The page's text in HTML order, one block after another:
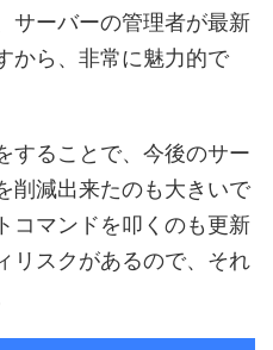
サーバーの管理者が最新
から、非常に魅力的で
することで、今後のサー
削減出来たのも大きいで
コマンドを叩くのも更新
リスクがあるので、それ